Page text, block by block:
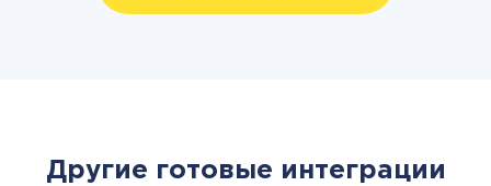
Другие готовые интеграции